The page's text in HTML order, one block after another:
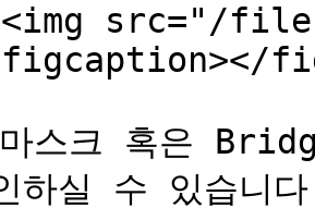
src="/files/
스크 혹은